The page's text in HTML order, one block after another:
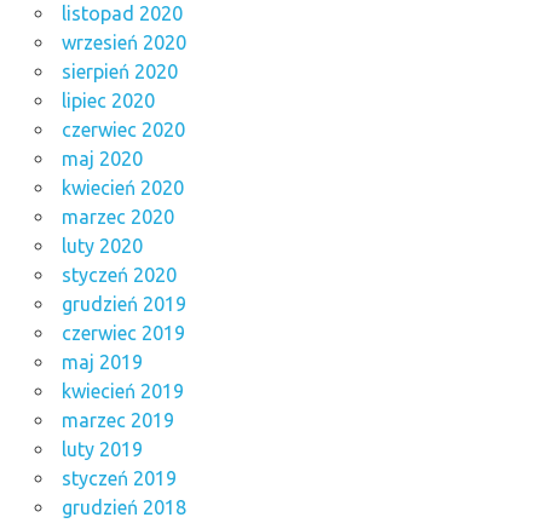
listopad 2020
wrzesień 2020
sierpień 2020
lipiec 2020
czerwiec 2020
maj 2020
kwiecień 2020
marzec 2020
luty 2020
styczeń 2020
grudzień 2019
czerwiec 2019
maj 2019
kwiecień 2019
marzec 2019
luty 2019
styczeń 2019
grudzień 2018